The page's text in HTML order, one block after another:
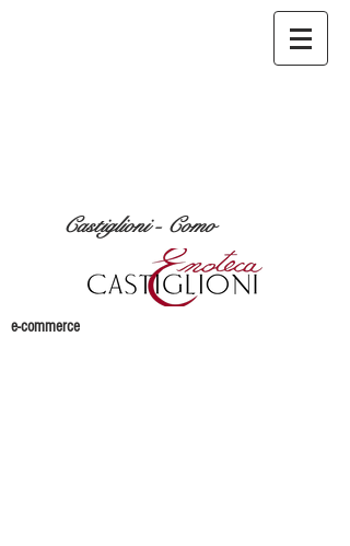
Castiglioni - Como
e-commerce